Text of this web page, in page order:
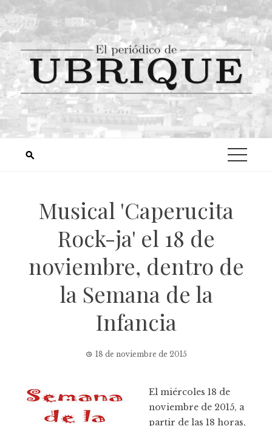
Musical 'Caperucita
Rock-ja' el 18 de
noviembre, dentro de
la Semana de la
Infancia
18 de noviembre de 2015
El miércoles 18 de
noviembre de 2015, a
partir de las 18 horas,